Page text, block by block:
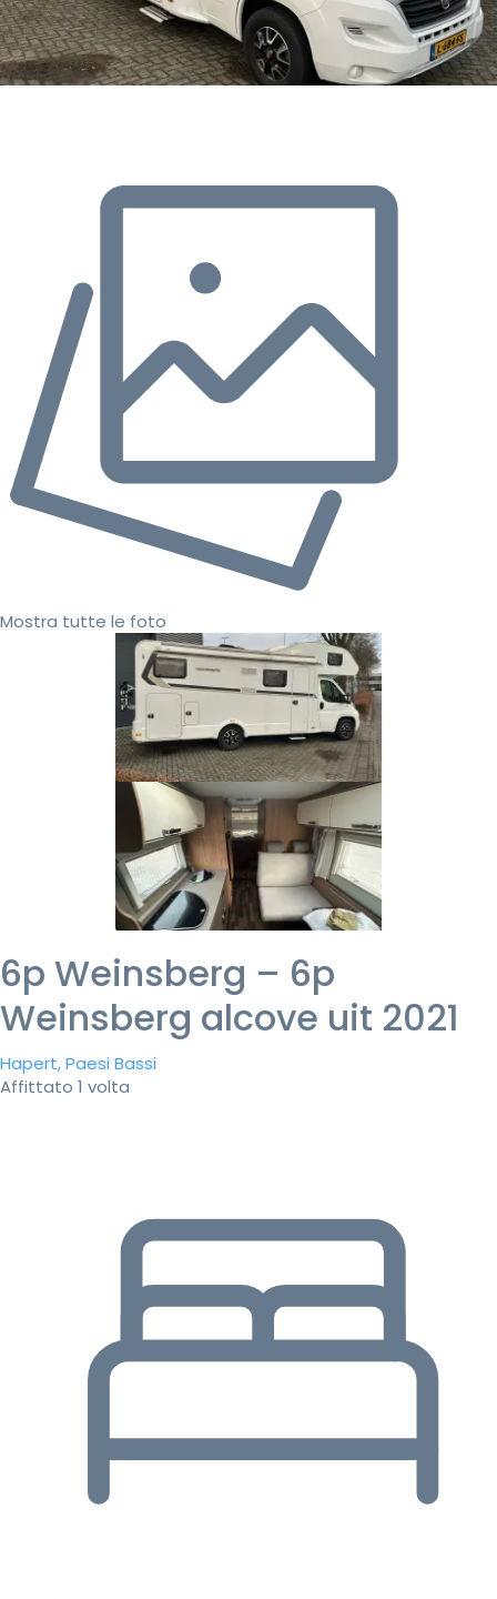
Mostra tutte le foto
6p Weinsberg – 6p
Weinsberg alcove uit 2021
Hapert, Paesi Bassi
Affittato 1 volta